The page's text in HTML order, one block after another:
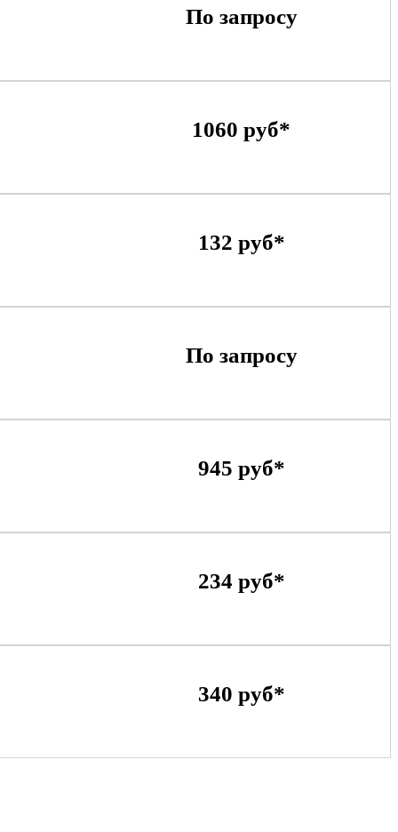
По запросу
1060 руб*
132 руб*
По запросу
945 руб*
234 руб*
340 руб*